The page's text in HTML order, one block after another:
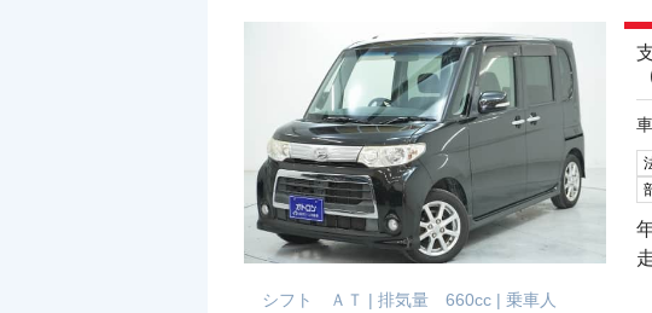
シフト ＡＴ | 排気量 660cc | 乗車人